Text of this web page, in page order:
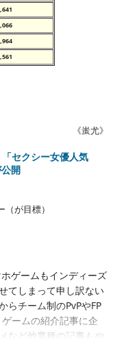
《蚩尤》
セクシー女優人気
開
が目標）
ゲームもインディーズ
てしまって申し訳ない
らチーム制のPvPやFP
ームの紹介記事に企
など他業種の記事もや
ます。任天堂『ガール